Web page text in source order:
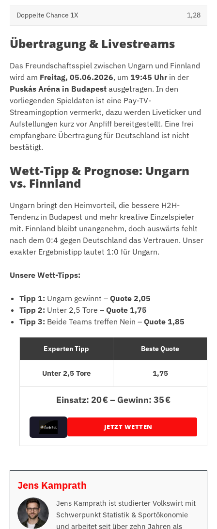
Doppelte Chance 1X 1,28
Übertragung & Livestreams
Das Freundschaftsspiel zwischen Ungarn und Finnland
wird am Freitag, 05.06.2026, um 19:45 Uhr in der
Puskás Aréna in Budapest ausgetragen. In den
vorliegenden Spieldaten ist eine Pay-TV-
Streamingoption vermerkt, dazu werden Liveticker und
Aufstellungen kurz vor Anpfiff bereitgestellt. Eine frei
empfangbare Übertragung für Deutschland ist nicht
bestätigt.
Wett-Tipp & Prognose: Ungarn
vs. Finnland
Ungarn bringt den Heimvorteil, die bessere H2H-
Tendenz in Budapest und mehr kreative Einzelspieler
mit. Finnland bleibt unangenehm, doch auswärts fehlt
nach dem 0:4 gegen Deutschland das Vertrauen. Unser
exakter Ergebnistipp lautet 1:0 für Ungarn.
Unsere Wett-Tipps:
Tipp 1: Ungarn gewinnt – Quote 2,05
Tipp 2: Unter 2,5 Tore – Quote 1,75
Tipp 3: Beide Teams treffen Nein – Quote 1,85
Experten Tipp Beste Quote
Unter 2,5 Tore 1,75
Einsatz: 20 € – Gewinn: 35 €
JETZT WETTEN
Jens Kamprath
Jens Kamprath ist studierter Volkswirt mit
Schwerpunkt Statistik & Sportökonomie
und arbeitet seit über zehn Jahren als